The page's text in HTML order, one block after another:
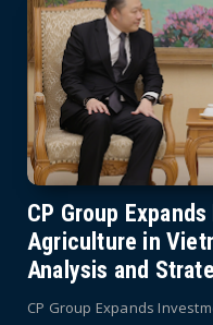
CP Group
Agriculture in
Analysis and
CP Group Expands